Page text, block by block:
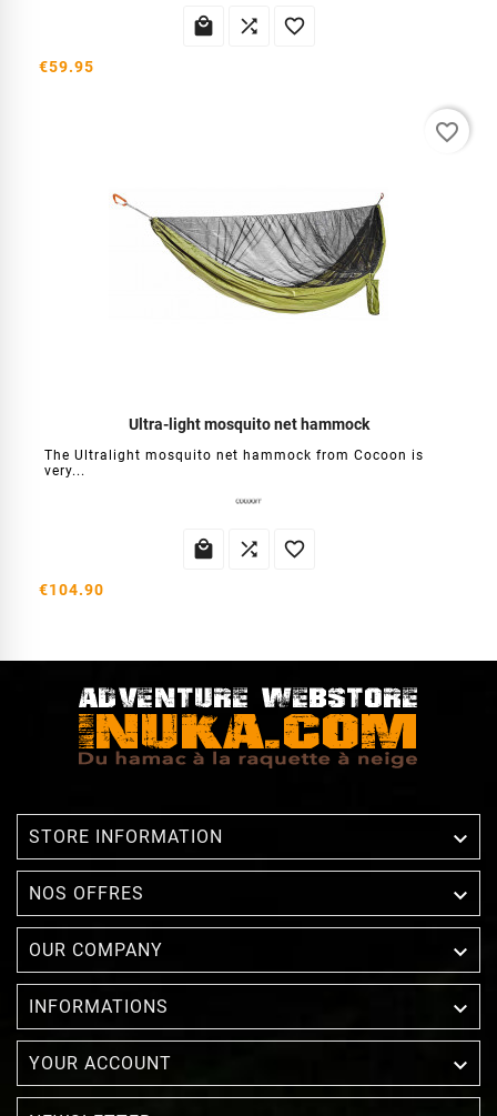
  
€59.95
Ultra-light mosquito net hammock
The Ultralight mosquito net hammock from Cocoon is
very...
  
€104.90
favorite_border
STORE INFORMATION 
NOS OFFRES 
OUR COMPANY 
INFORMATIONS 
YOUR ACCOUNT 